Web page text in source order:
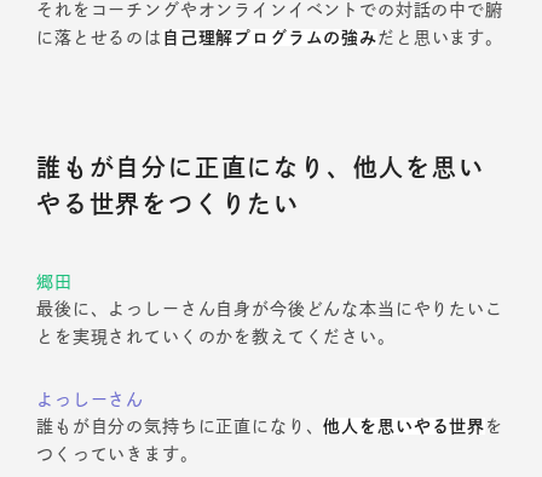
それをコーチングやオンラインイベントでの対話の中で腑
に落とせるのは 自己理解プログラムの強みだと思います。
誰もが自分に正直になり、他人を思い
やる世界をつくりたい
郷田
最後に、よっしーさん自身が今後どんな本当にやりたいこ
とを実現されていくのかを教えてください。
よっしーさん
誰もが自分の気持ちに正直になり、他人を思いやる世界 を
つくっていきます。